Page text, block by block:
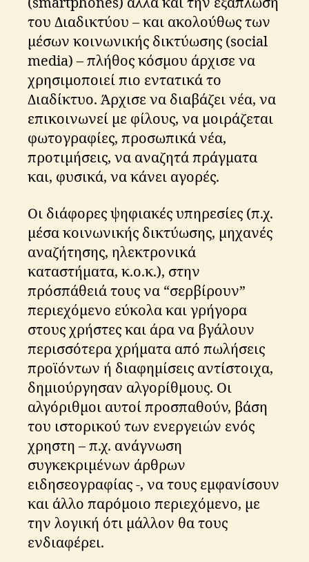
του Διαδικτύου – και ακολούθως των
μέσων κοινωνικής δικτύωσης (social
media) – πλήθος κόσμου άρχισε να
χρησιμοποιεί πιο εντατικά το
Διαδίκτυο. Άρχισε να διαβάζει νέα, να
επικοινωνεί με φίλους, να μοιράζεται
φωτογραφίες, προσωπικά νέα,
προτιμήσεις, να αναζητά πράγματα
και, φυσικά, να κάνει αγορές.
Οι διάφορες ψηφιακές υπηρεσίες (π.χ.
μέσα κοινωνικής δικτύωσης, μηχανές
αναζήτησης, ηλεκτρονικά
καταστήματα, κ.ο.κ.), στην
πρόσπάθειά τους να “σερβίρουν”
περιεχόμενο εύκολα και γρήγορα
στους χρήστες και άρα να βγάλουν
περισσότερα χρήματα από πωλήσεις
προϊόντων ή διαφημίσεις αντίστοιχα,
δημιούργησαν αλγορίθμους. Οι
αλγόριθμοι αυτοί προσπαθούν, βάση
του ιστορικού των ενεργειών ενός
χρηστη – π.χ. ανάγνωση
συγκεκριμένων άρθρων
ειδησεογραφίας -, να τους εμφανίσουν
και άλλο παρόμοιο περιεχόμενο, με
την λογική ότι μάλλον θα τους
ενδιαφέρει.